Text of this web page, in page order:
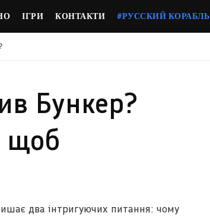
ІГРИ КОНТАКТИ #РУССКИЙ КОРАБЛЬ
Бункер?
щоб
два інтригуючих питання: чому